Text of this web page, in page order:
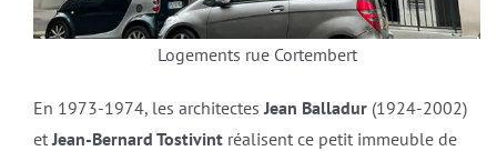
Logements rue Cortembert
En 1973-1974, les architectes Jean Balladur(1924-2002)
et Jean-Bernard Tostivintréalisent ce petit immeuble de